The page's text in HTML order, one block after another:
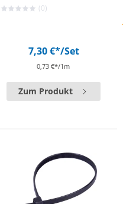
(0)
7,30 €*/Set
0,73 €*/1m
Zum Produkt